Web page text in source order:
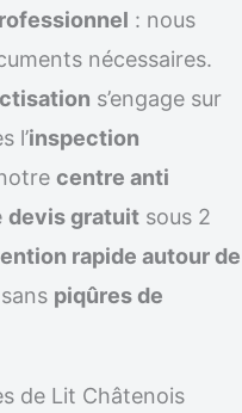
: nous
nécessaires.
s’engage sur
l’inspection
centre anti
devis gratuit sous 2
rapide autour de
piqûres de
de Lit Châtenois